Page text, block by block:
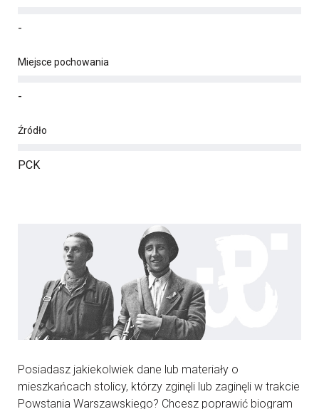
-
Miejsce pochowania
-
Źródło
PCK
Posiadasz jakiekolwiek dane lub materiały o
mieszkańcach stolicy, którzy zginęli lub zaginęli w trakcie
Powstania Warszawskiego? Chcesz poprawić biogram